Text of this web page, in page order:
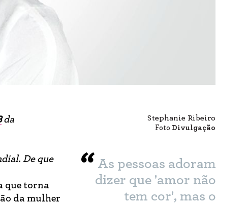
Stephanie Ribeiro
Foto Divulgação
da
As pessoas adoram
dizer que 'amor não
tem cor', mas o
De que
que torna
da mulher